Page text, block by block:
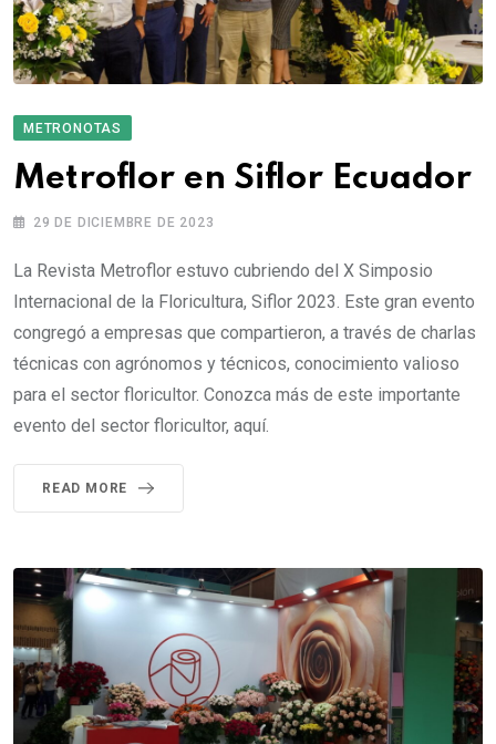
METRONOTAS
Metroflor en Siflor Ecuador
29 DE DICIEMBRE DE 2023
La Revista Metroflor estuvo cubriendo del X Simposio
Internacional de la Floricultura, Siflor 2023. Este gran evento
congregó a empresas que compartieron, a través de charlas
técnicas con agrónomos y técnicos, conocimiento valioso
para el sector floricultor. Conozca más de este importante
evento del sector floricultor, aquí.
READ MORE